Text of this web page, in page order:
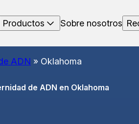
Productos Sobre nosotros
ADN » Oklahoma
de ADN en Oklahoma